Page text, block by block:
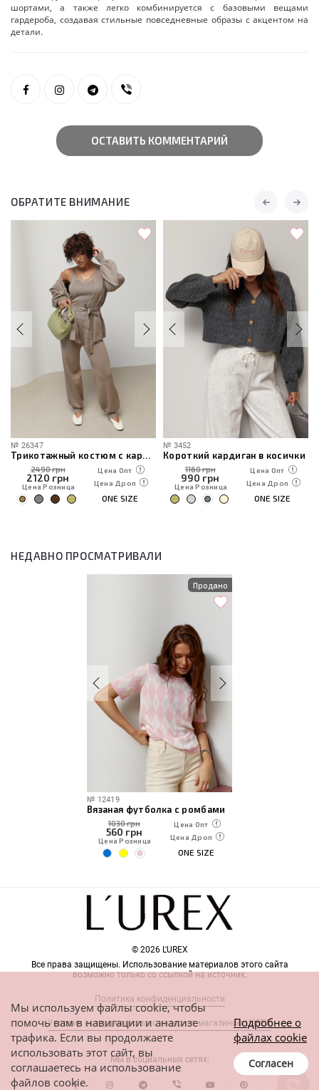
шортами, а также легко комбинируется с базовыми вещами
гардероба, создавая стильные повседневные образы с акцентом на
детали.
ОСТАВИТЬ КОММЕНТАРИЙ
ОБРАТИТЕ ВНИМАНИЕ
№ 26347
Трикотажный костюм с кардиганом, топом и брюками
2490 грн
2120 грн
Цена Розница
Цена Опт
Цена Дроп
ONE SIZE
№ 3452
Короткий кардиган в косички
1160 грн
990 грн
Цена Розница
Цена Опт
Цена Дроп
ONE SIZE
НЕДАВНО ПРОСМАТРИВАЛИ
Продано
№ 12419
Вязаная футболка с ромбами
1030 грн
560 грн
Цена Розница
Цена Опт
Цена Дроп
ONE SIZE
© 2026 L'UREX
Все права защищены. Использование материалов этого сайта
возможно только со ссылкой на источник.
Политика конфиденциальности
Условия сотрудничества с интернет-магазином L'UREX
Мы в социальных сетях:
Мы используем файлы cookie, чтобы
помочь вам в навигации и анализе
трафика. Если вы продолжаете
использовать этот сайт, вы
соглашаетесь на использование
файлов cookie.
Подробнее о
файлах cookie
Согласен